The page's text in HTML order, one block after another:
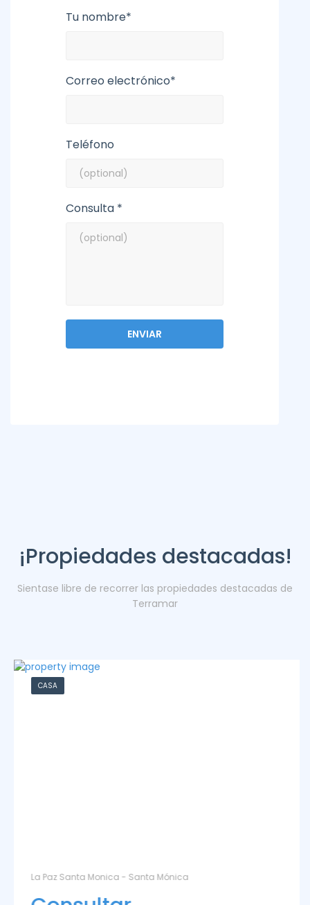
Tu nombre*
Correo electrónico*
Teléfono
Consulta *
¡Propiedades destacadas!
Sientase libre de recorrer las propiedades destacadas de
Terramar
CASA
La Paz Santa Monica - Santa Mónica